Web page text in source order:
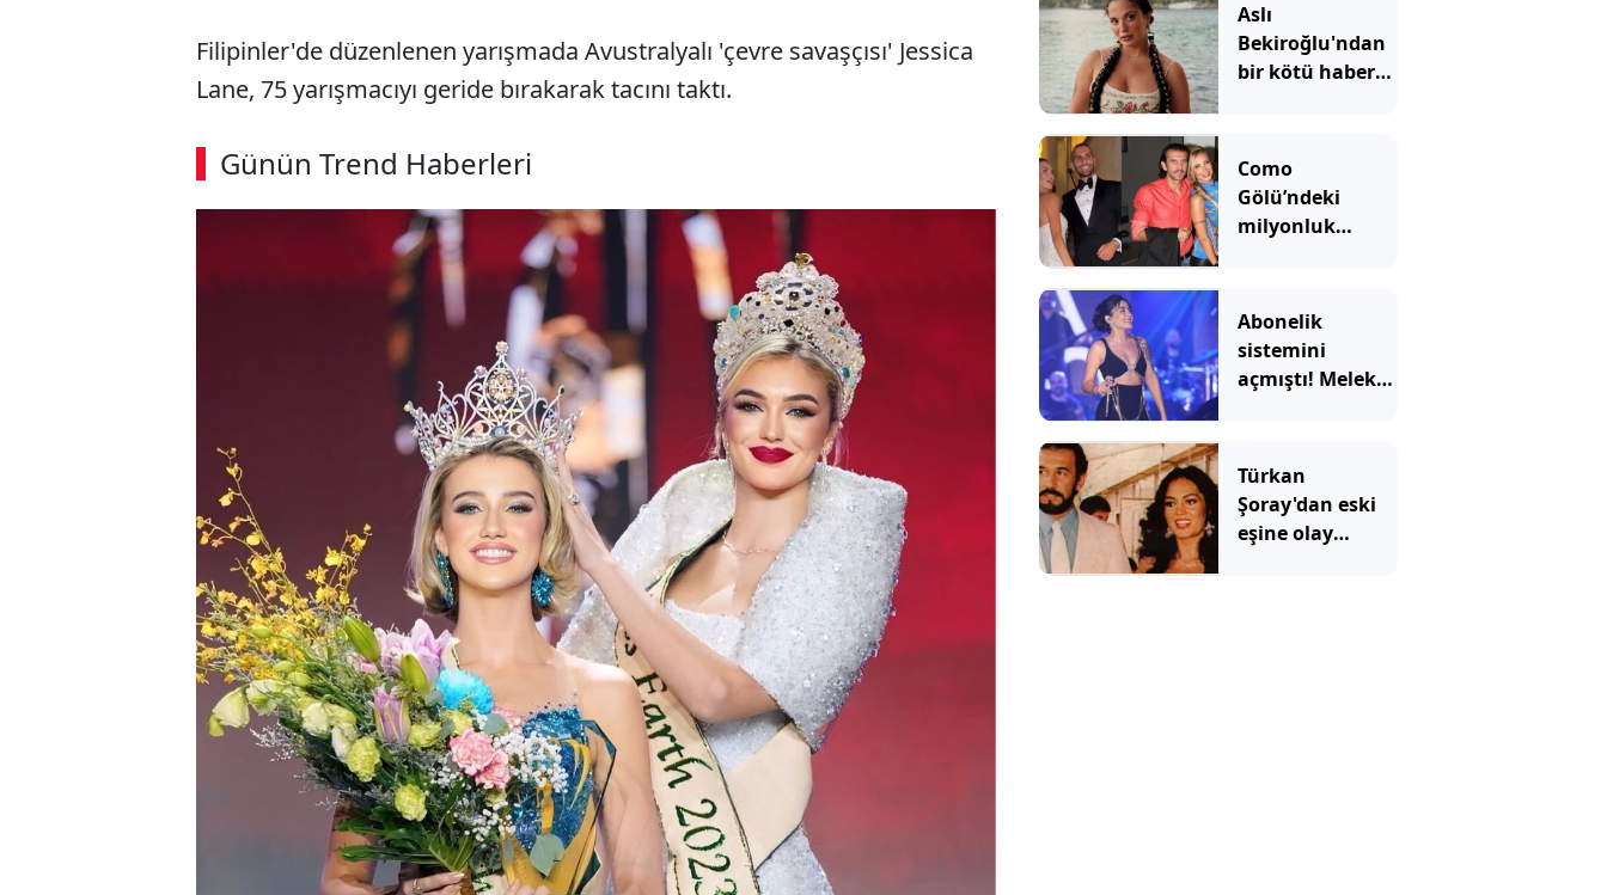
Filipinler'de düzenlenen yarışmada Avustralyalı 'çevre savaşçısı' Jessica
Lane, 75 yarışmacıyı geride bırakarak tacını taktı.
Günün Trend Haberleri
Aslı
Bekiroğlu'ndan
bir kötü haber
Como
Gölü’ndeki
milyonluk
şoku: Reçber
çiftinden Ata
Demirağ’a
tahliye davası
Abonelik
sistemini
açmıştı! Melek
çıktı
Türkan
Şoray'dan eski
eşine olay